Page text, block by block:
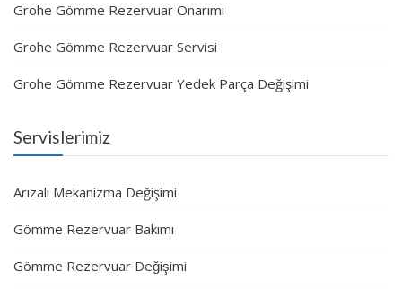
Grohe Gömme Rezervuar Onarımı
Grohe Gömme Rezervuar Servisi
Grohe Gömme Rezervuar Yedek Parça Değişimi
Servislerimiz
Arızalı Mekanizma Değişimi
Gömme Rezervuar Bakımı
Gömme Rezervuar Değişimi